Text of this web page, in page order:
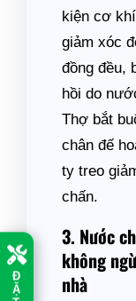
Đ
Ặ
kiện cơ
giảm xóc
đồng đều,
hồi do
Thợ bắt
chân đế
ty treo
chấn.
3. Nước
không
nhà